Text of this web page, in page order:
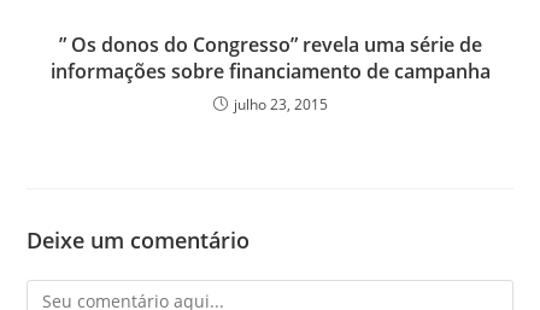
” Os donos do Congresso” revela uma série de
informações sobre financiamento de campanha
julho 23, 2015
Deixe um comentário